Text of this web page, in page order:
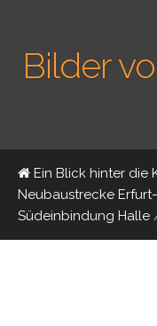
Bilder
Ein Blick hinter die
Neubaustrecke
Südeinbindung Halle